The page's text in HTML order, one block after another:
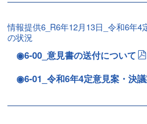
情報提供6_R6年12月13日_令和6年4
の状況
◉6-00_意見書の送付について
◉6-01_令和6年4定意見案・決